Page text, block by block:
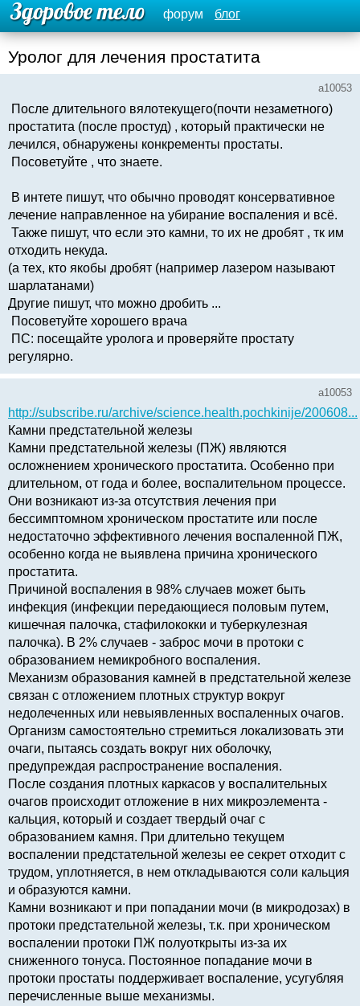
форум блог
Уролог для лечения простатита
a10053
После длительного вялотекущего(почти незаметного)
простатита (после простуд) , который практически не
лечился, обнаружены конкременты простаты.
Посоветуйте , что знаете.
В интете пишут, что обычно проводят консервативное
лечение направленное на убирание воспаления и всё.
Также пишут, что если это камни, то их не дробят , тк им
отходить некуда.
(а тех, кто якобы дробят (например лазером называют
шарлатанами)
Другие пишут, что можно дробить ...
Посоветуйте хорошего врача
ПС: посещайте уролога и проверяйте простату
регулярно.
a10053
http://subscribe.ru/archive/science.health.pochkinije/200608...
Камни предстательной железы
Камни предстательной железы (ПЖ) являются
осложнением хронического простатита. Особенно при
длительном, от года и более, воспалительном процессе.
Они возникают из-за отсутствия лечения при
бессимптомном хроническом простатите или после
недостаточно эффективного лечения воспаленной ПЖ,
особенно когда не выявлена причина хронического
простатита.
Причиной воспаления в 98% случаев может быть
инфекция (инфекции передающиеся половым путем,
кишечная палочка, стафилококки и туберкулезная
палочка). В 2% случаев - заброс мочи в протоки с
образованием немикробного воспаления.
Механизм образования камней в предстательной железе
связан с отложением плотных структур вокруг
недолеченных или невыявленных воспаленных очагов.
Организм самостоятельно стремиться локализовать эти
очаги, пытаясь создать вокруг них оболочку,
предупреждая распространение воспаления.
После создания плотных каркасов у воспалительных
очагов происходит отложение в них микроэлемента -
кальция, который и создает твердый очаг с
образованием камня. При длительно текущем
воспалении предстательной железы ее секрет отходит с
трудом, уплотняется, в нем откладываются соли кальция
и образуются камни.
Камни возникают и при попадании мочи (в микродозах) в
протоки предстательной железы, т.к. при хроническом
воспалении протоки ПЖ полуоткрыты из-за их
сниженного тонуса. Постоянное попадание мочи в
протоки простаты поддерживает воспаление, усугубляя
перечисленные выше механизмы.